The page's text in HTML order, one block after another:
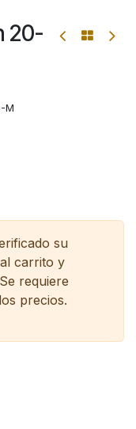
20-
M
su
carrito y
Se requiere
precios.